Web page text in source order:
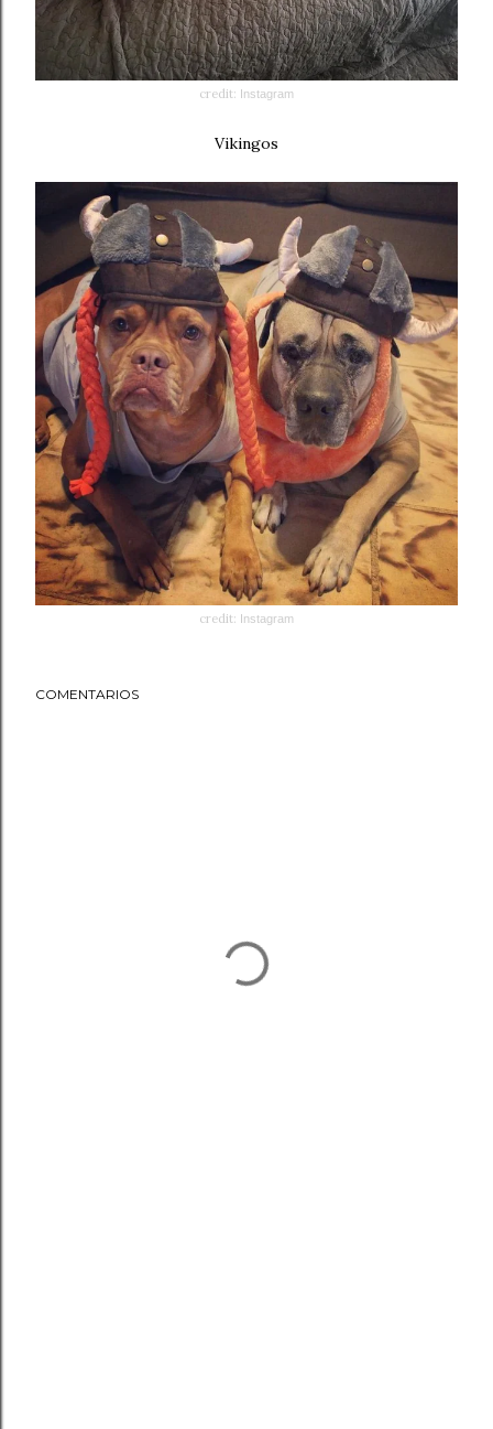
credit: Instagram
Vikingos
credit: Instagram
COMENTARIOS